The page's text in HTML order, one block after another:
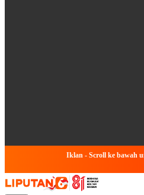
Iklan - Scroll ke bawah